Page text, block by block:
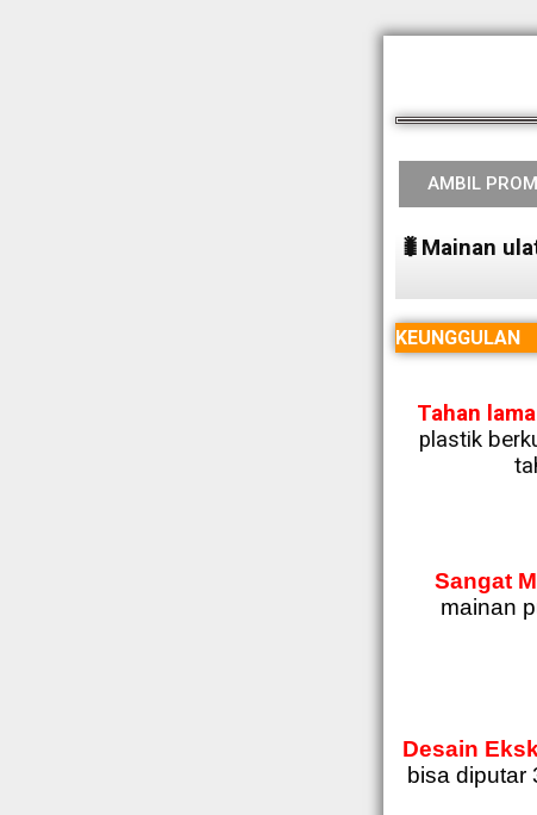
AMBIL
🐛Mainan
KEUNGGULAN
Tahan
plastik
Sangat
mainan
Desain
bisa diputar